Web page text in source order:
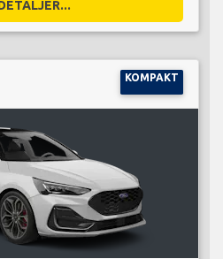
KOMPAKT